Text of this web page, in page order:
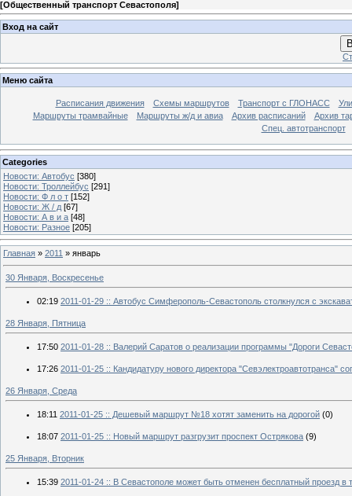
[Общественный транспорт Севастополя]
Вход на сайт
Меню сайта
Расписания движения Схемы маршрутов Транспорт с ГЛОНАСС
Маршруты трамвайные
Маршруты ж/д и авиа Архив расписаний
Архив
Спец. автотранспорт
Categories
Новости: Автобус [380]
Новости: Троллейбус [291]
Новости: Ф л о т [152]
Новости: Ж / д [67]
Новости: А в и а [48]
Новости: Разное [205]
Главная » 2011 » январь
30 Января, Воскресенье
02:19 2011-01-29 :: Автобус Симферополь-Севастополь столкнулся с
28 Января, Пятница
17:50 2011-01-28 :: Валерий Саратов о реализации программы "Дороги
17:26 2011-01-25 :: Кандидатуру нового директора "Севэлектроавтотранса"
26 Января, Среда
18:11 2011-01-25 :: Дешевый маршрут №18 хотят заменить на дорогой (0)
18:07 2011-01-25 :: Новый маршрут разгрузит проспект Острякова (9)
25 Января, Вторник
15:39 2011-01-24 :: В Севастополе может быть отменен бесплатный проезд в